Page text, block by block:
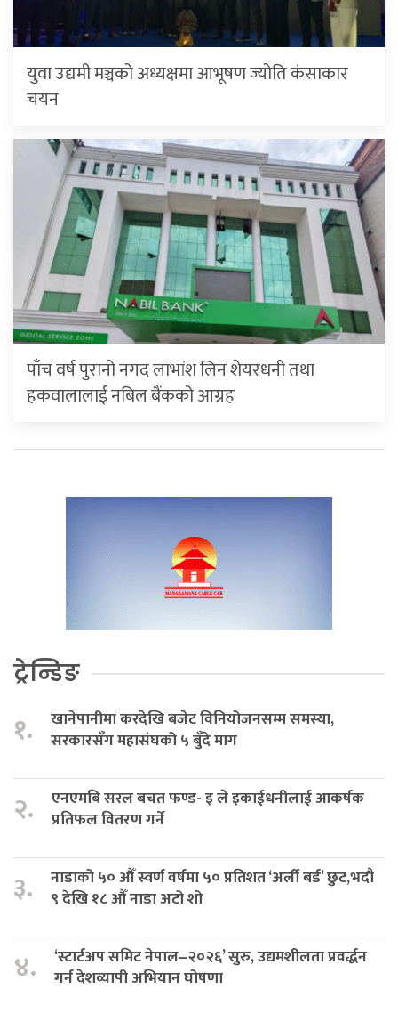
युवा उद्यमी मञ्चको अध्यक्षमा आभूषण ज्योति कंसाकार
चयन
पाँच वर्ष पुरानो नगद लाभांश लिन शेयरधनी तथा
हकवालालाई नबिल बैंकको आग्रह
ट्रेन्डिङ
१.
खानेपानीमा करदेखि बजेट विनियोजनसम्म समस्या,
सरकारसँग महासंघको ५ बुँदे माग
२.
एनएमबि सरल बचत फण्ड- इ ले इकाईधनीलाई आकर्षक
प्रतिफल वितरण गर्ने
३.
नाडाको ५० औँ स्वर्ण वर्षमा ५० प्रतिशत ‘अर्ली बर्ड’ छुट,भदौ
९ देखि १८ औँ नाडा अटो शो
४.
‘स्टार्टअप समिट नेपाल–२०२६’ सुरु, उद्यमशीलता प्रवर्द्धन
गर्न देशव्यापी अभियान घोषणा